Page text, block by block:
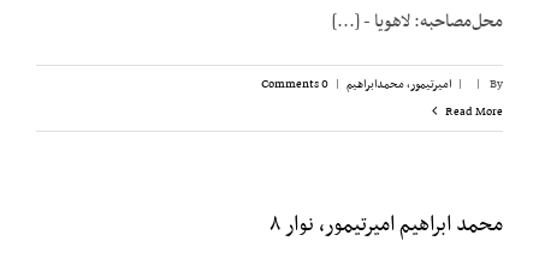
محل‌مصاحبه: لاهویا - [...]
By
|
| امیرتیمور، محمدابراهیم |
0 Comments
Read More
محمد ابراهیم امیرتیمور، نوار ۸